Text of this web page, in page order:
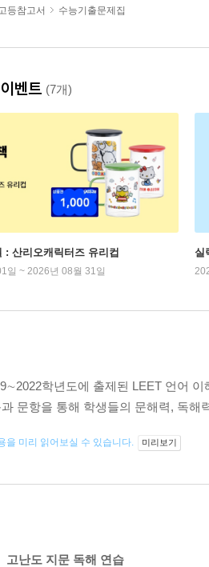
등참고서 수능기출문제집
벤트 (7개)
: 산리오캐릭터즈 유리컵
일 ~ 2026년 08월 31일
실
학년도에 출제된 LEET 언어
문항을 통해 학생들의 문해력, 독
을 미리 읽어보실 수 있습니다. 미리보기
고난도 지문 독해 연습